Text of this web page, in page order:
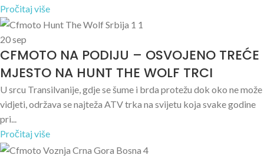
Pročitaj više
20sep
CFMOTO NA PODIJU – OSVOJENO TREĆE
MJESTO NA HUNT THE WOLF TRCI
U srcu Transilvanije, gdje se šume i brda protežu dok oko ne može
vidjeti, održava se najteža ATV trka na svijetu koja svake godine
pri...
Pročitaj više